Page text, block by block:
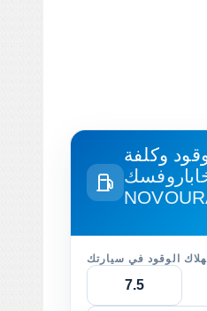
وكلفة
-
الوقود في سيارتك